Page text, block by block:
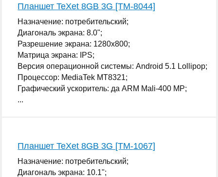
Планшет TeXet 8GB 3G [TM-8044]
Назначение: потребительский;
Диагональ экрана: 8.0";
Разрешение экрана: 1280x800;
Матрица экрана: IPS;
Версия операционной системы: Android 5.1 Lollipop;
Процессор: MediaTek MT8321;
Графический ускоритель: да ARM Mali-400 MP;
...
Планшет TeXet 8GB 3G [TM-1067]
Назначение: потребительский;
Диагональ экрана: 10.1";